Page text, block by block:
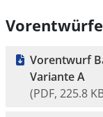
Vorentwurf
Variante A
(PDF, 225.8